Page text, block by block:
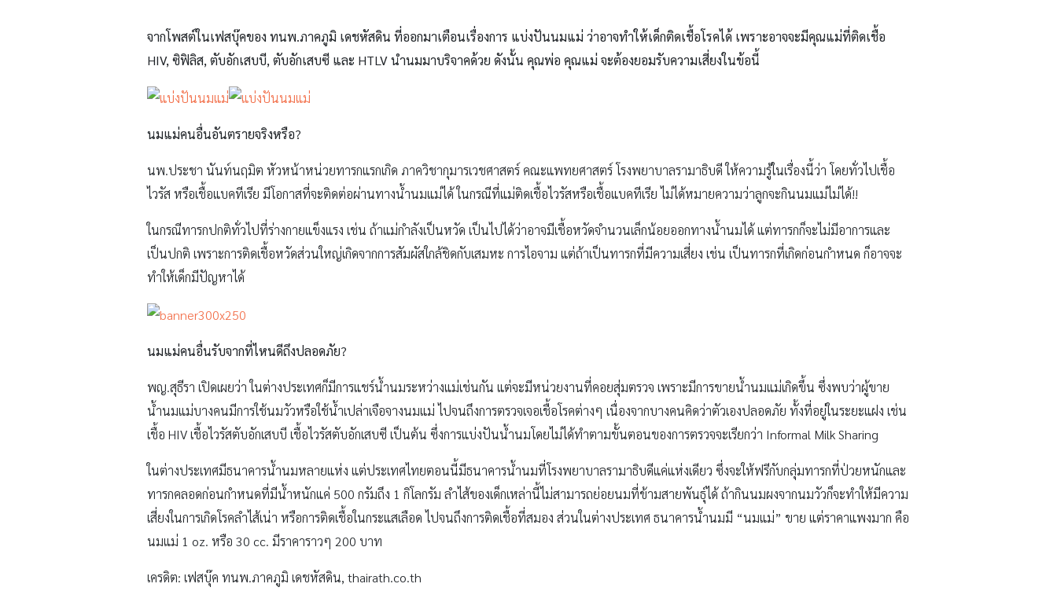
จากโพสต์ในเฟสบุ๊คของ ทนพ.ภาคภูมิ เดชหัสดิน ที่ออกมาเตือนเรื่องการ แบ่งปันนมแม่ ว่าอาจทำให้เด็กติดเชื้อโรคได้ เพราะอาจจะมีคุณแม่ที่ติดเชื้อ
HIV, ซิฟิลิส, ตับอักเสบบี, ตับอักเสบซี และ HTLV นำนมมาบริจาคด้วย ดังนั้น คุณพ่อ คุณแม่ จะต้องยอมรับความเสี่ยงในข้อนี้
นมแม่คนอื่นอันตรายจริงหรือ?
นพ.ประชา นันท์นฤมิต หัวหน้าหน่วยทารกแรกเกิด ภาควิชากุมารเวชศาสตร์ คณะแพทยศาสตร์ โรงพยาบาลรามาธิบดี ให้ความรู้ในเรื่องนี้ว่า โดยทั่วไปเชื้อ
ไวรัส หรือเชื้อแบคทีเรีย มีโอกาสที่จะติดต่อผ่านทางน้ำนมแม่ได้ ในกรณีที่แม่ติดเชื้อไวรัสหรือเชื้อแบคทีเรีย ไม่ได้หมายความว่าลูกจะกินนมแม่ไม่ได้!!
ในกรณีทารกปกติทั่วไปที่ร่างกายแข็งแรง เช่น ถ้าแม่กำลังเป็นหวัด เป็นไปได้ว่าอาจมีเชื้อหวัดจำนวนเล็กน้อยออกทางน้ำนมได้ แต่ทารกก็จะไม่มีอาการและ
เป็นปกติ เพราะการติดเชื้อหวัดส่วนใหญ่เกิดจากการสัมผัสใกล้ชิดกับเสมหะ การไอจาม แต่ถ้าเป็นทารกที่มีความเสี่ยง เช่น เป็นทารกที่เกิดก่อนกำหนด ก็อาจจะ
ทำให้เด็กมีปัญหาได้
นมแม่คนอื่นรับจากที่ไหนดีถึงปลอดภัย?
พญ.สุธีรา เปิดเผยว่า ในต่างประเทศก็มีการแชร์น้ำนมระหว่างแม่เช่นกัน แต่จะมีหน่วยงานที่คอยสุ่มตรวจ เพราะมีการขายน้ำนมแม่เกิดขึ้น ซึ่งพบว่าผู้ขาย
น้ำนมแม่บางคนมีการใช้นมวัวหรือใช้น้ำเปล่าเจือจางนมแม่ ไปจนถึงการตรวจเจอเชื้อโรคต่างๆ เนื่องจากบางคนคิดว่าตัวเองปลอดภัย ทั้งที่อยู่ในระยะแฝง เช่น
เชื้อ HIV เชื้อไวรัสตับอักเสบบี เชื้อไวรัสตับอักเสบซี เป็นต้น ซึ่งการแบ่งปันน้ำนมโดยไม่ได้ทำตามขั้นตอนของการตรวจจะเรียกว่า Informal Milk Sharing
ในต่างประเทศมีธนาคารน้ำนมหลายแห่ง แต่ประเทศไทยตอนนี้มีธนาคารน้ำนมที่โรงพยาบาลรามาธิบดีแค่แห่งเดียว ซึ่งจะให้ฟรีกับกลุ่มทารกที่ป่วยหนักและ
ทารกคลอดก่อนกำหนดที่มีน้ำหนักแค่ 500 กรัมถึง 1 กิโลกรัม ลำไส้ของเด็กเหล่านี้ไม่สามารถย่อยนมที่ข้ามสายพันธุ์ได้ ถ้ากินนมผงจากนมวัวก็จะทำให้มีความ
เสี่ยงในการเกิดโรคลำไส้เน่า หรือการติดเชื้อในกระแสเลือด ไปจนถึงการติดเชื้อที่สมอง ส่วนในต่างประเทศ ธนาคารน้ำนมมี “นมแม่” ขาย แต่ราคาแพงมาก คือ
นมแม่ 1 oz. หรือ 30 cc. มีราคาราวๆ 200 บาท
เครดิต: เฟสบุ๊ค ทนพ.ภาคภูมิ เดชหัสดิน, thairath.co.th